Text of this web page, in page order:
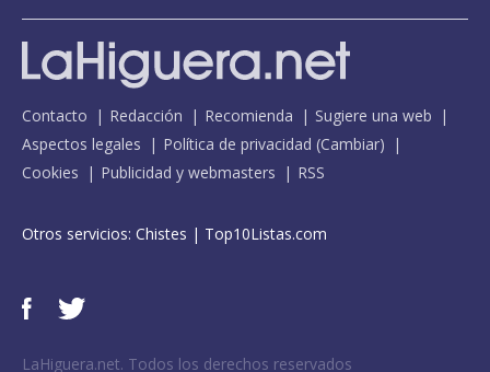
Contacto Redacción Recomienda
Sugiere una web
Aspectos legales
Política de privacidad (Cambiar)
Cookies
Publicidad y webmasters RSS
Otros servicios: Chistes | Top10Listas.com
LaHiguera.net. Todos los derechos reservados